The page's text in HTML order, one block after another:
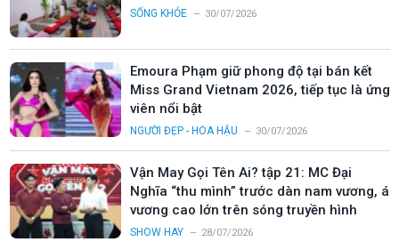
SỐNG KHỎE 30/07/2026
Emoura Phạm giữ phong độ tại bán kết
Miss Grand Vietnam 2026, tiếp tục là ứng
viên nổi bật
NGƯỜI ĐẸP - HOA HẬU 30/07/2026
Vận May Gọi Tên Ai? tập 21: MC Đại
Nghĩa “thu mình” trước dàn nam vương, á
vương cao lớn trên sóng truyền hình
SHOW HAY 28/07/2026